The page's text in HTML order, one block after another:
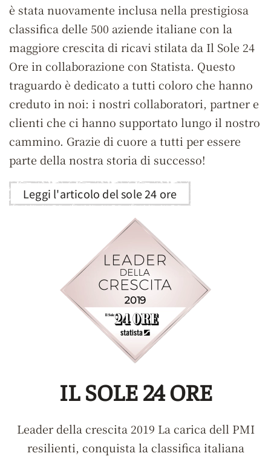
è stata nuovamente inclusa nella prestigiosa
classifica delle 500 aziende italiane con la
maggiore crescita di ricavi stilata da Il Sole 24
Ore in collaborazione con Statista. Questo
traguardo è dedicato a tutti coloro che hanno
creduto in noi: i nostri collaboratori, partner e
clienti che ci hanno supportato lungo il nostro
cammino. Grazie di cuore a tutti per essere
parte della nostra storia di successo!
Leggi l'articolo del sole 24 ore
IL SOLE 24 ORE
Leader della crescita 2019 La carica dell PMI
resilienti, conquista la classifica italiana